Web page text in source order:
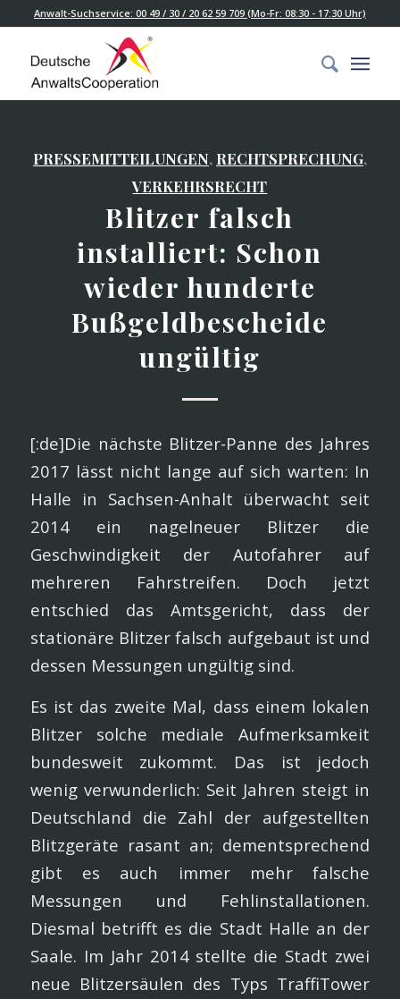
Anwalt-Suchservice: 00 49 / 30 / 20 62 59 709 (Mo-Fr: 08:30 - 17:30 Uhr)
PRESSEMITTEILUNGEN, RECHTSPRECHUNG,
VERKEHRSRECHT
Blitzer falsch
installiert: Schon
wieder hunderte
Bußgeldbescheide
ungültig
[:de]Die nächste Blitzer-Panne des Jahres
2017 lässt nicht lange auf sich warten: In
Halle in Sachsen-Anhalt überwacht seit
2014 ein nagelneuer Blitzer die
Geschwindigkeit der Autofahrer auf
mehreren Fahrstreifen. Doch jetzt
entschied das Amtsgericht, dass der
stationäre Blitzer falsch aufgebaut ist und
dessen Messungen ungültig sind.
Es ist das zweite Mal, dass einem lokalen
Blitzer solche mediale Aufmerksamkeit
bundesweit zukommt. Das ist jedoch
wenig verwunderlich: Seit Jahren steigt in
Deutschland die Zahl der aufgestellten
Blitzgeräte rasant an; dementsprechend
gibt es auch immer mehr falsche
Messungen und Fehlinstallationen.
Diesmal betrifft es die Stadt Halle an der
Saale. Im Jahr 2014 stellte die Stadt zwei
neue Blitzersäulen des Typs TraffiTower